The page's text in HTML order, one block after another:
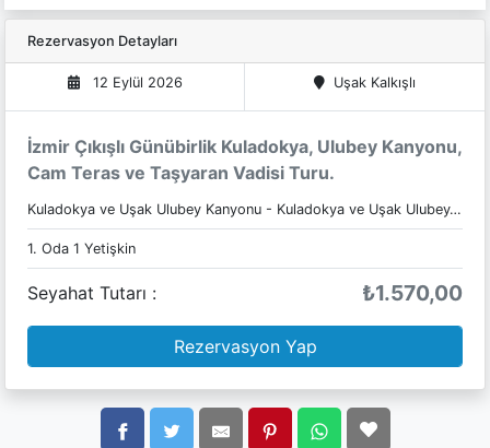
Rezervasyon Detayları
12 Eylül 2026 Uşak Kalkışlı
İzmir Çıkışlı Günübirlik Kuladokya, Ulubey Kanyonu,
Cam Teras ve Taşyaran Vadisi Turu.
Kuladokya ve Uşak Ulubey Kanyonu - Kuladokya ve Uşak Ulubey…
1. Oda 1 Yetişkin
Seyahat Tutarı : ₺1.570,00
Rezervasyon Yap